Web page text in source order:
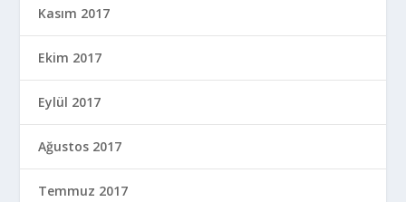
Kasım 2017
Ekim 2017
Eylül 2017
Ağustos 2017
Temmuz 2017